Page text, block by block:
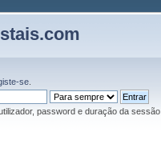
se
password e duração da sessão